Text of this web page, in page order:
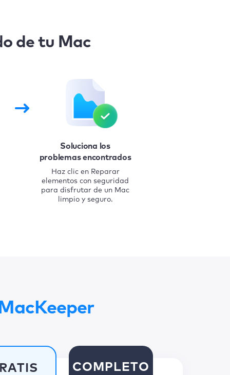
de tu Mac
Soluciona los
problemas encontrados
Haz clic en Reparar
elementos con seguridad
para disfrutar de un Mac
limpio y seguro.
COMPLETO